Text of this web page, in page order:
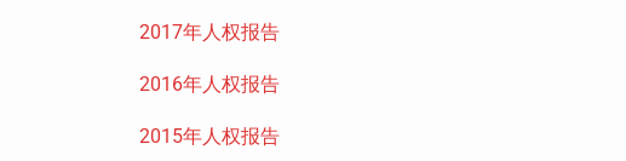
2017年人权报告
2016年人权报告
2015年人权报告